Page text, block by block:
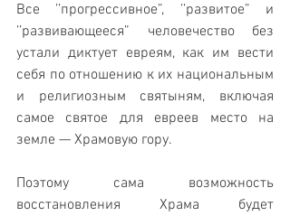
Все ’’прогрессивное”, ’’развитое” и
’’развивающееся” человечество без
устали диктует евреям, как им вести
себя по отношению к их национальным
и религиозным святыням, включая
самое святое для евреев место на
земле — Храмовую гору.
Поэтому сама возможность
восстановления Храма будет